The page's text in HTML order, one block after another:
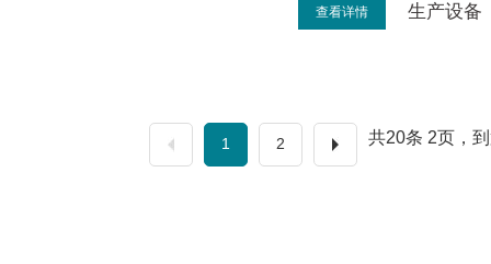
查看详情 生产设备
1 2 共20条 2页，